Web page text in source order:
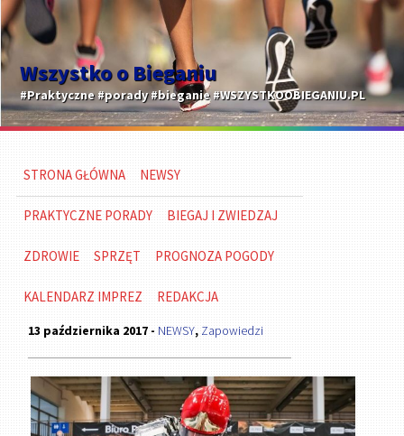
Wszystko o Bieganiu
#Praktyczne #porady #bieganie #WSZYSTKOOBIEGANIU.PL
STRONA GŁÓWNA NEWSY
PRAKTYCZNE PORADY BIEGAJ I ZWIEDZAJ
ZDROWIE SPRZĘT PROGNOZA POGODY
KALENDARZ IMPREZ REDAKCJA
13 października 2017 - NEWSY, Zapowiedzi